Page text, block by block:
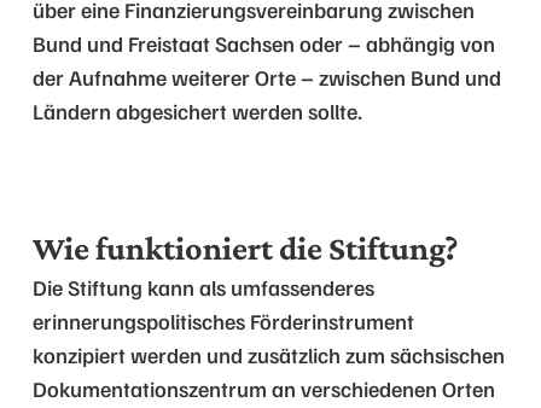
über eine Finanzierungsvereinbarung zwischen
Bund und Freistaat Sachsen oder – abhängig von
der Aufnahme weiterer Orte – zwischen Bund und
Ländern abgesichert werden sollte.
Wie funktioniert die Stiftung?
Die Stiftung kann als umfassenderes
erinnerungspolitisches Förderinstrument
konzipiert werden und zusätzlich zum sächsischen
Dokumentationszentrum an verschiedenen Orten